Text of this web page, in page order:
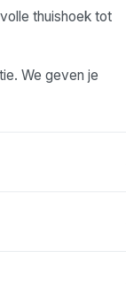
thuishoek tot
We geven je